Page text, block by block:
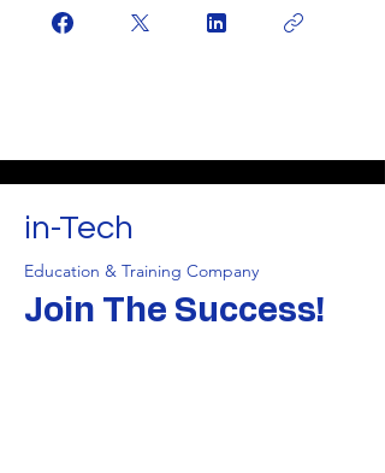
in-Tech
Education & Training Company
Join The Success!